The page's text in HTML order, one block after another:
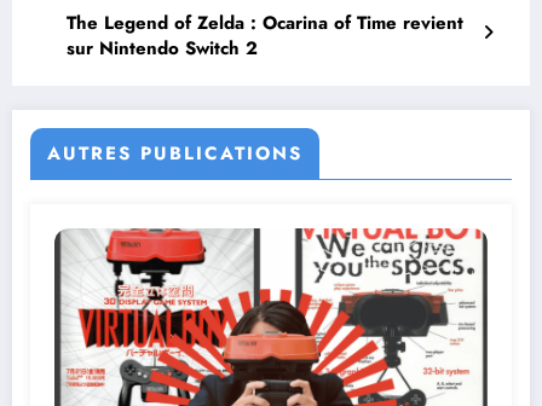
The Legend of Zelda : Ocarina of Time revient
sur Nintendo Switch 2
AUTRES PUBLICATIONS